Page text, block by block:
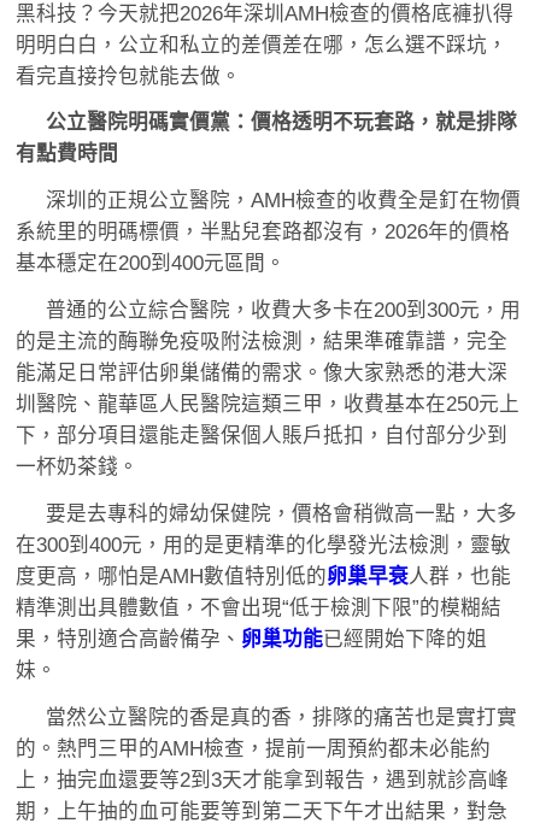
黑科技？今天就把2026年深圳AMH檢查的價格底褲扒得
明明白白，公立和私立的差價差在哪，怎么選不踩坑，
看完直接拎包就能去做。
公立醫院明碼實價黨：價格透明不玩套路，就是排隊
有點費時間
深圳的正規公立醫院，AMH檢查的收費全是釘在物價
系統里的明碼標價，半點兒套路都沒有，2026年的價格
基本穩定在200到400元區間。
普通的公立綜合醫院，收費大多卡在200到300元，用
的是主流的酶聯免疫吸附法檢測，結果準確靠譜，完全
能滿足日常評估卵巢儲備的需求。像大家熟悉的港大深
圳醫院、龍華區人民醫院這類三甲，收費基本在250元上
下，部分項目還能走醫保個人賬戶抵扣，自付部分少到
一杯奶茶錢。
要是去專科的婦幼保健院，價格會稍微高一點，大多
在300到400元，用的是更精準的化學發光法檢測，靈敏
度更高，哪怕是AMH數值特別低的卵巢早衰人群，也能
精準測出具體數值，不會出現“低于檢測下限”的模糊結
果，特別適合高齡備孕、 卵巢功能已經開始下降的姐
妹。
當然公立醫院的香是真的香，排隊的痛苦也是實打實
的。熱門三甲的AMH檢查，提前一周預約都未必能約
上，抽完血還要等2到3天才能拿到報告，遇到就診高峰
期，上午抽的血可能要等到第二天下午才出結果，對急